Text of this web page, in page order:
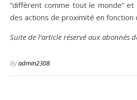
“diffèrent comme tout le monde” et
des actions de proximité en fonction
Suite de l’article réservé aux abonnés
Byadmin2308